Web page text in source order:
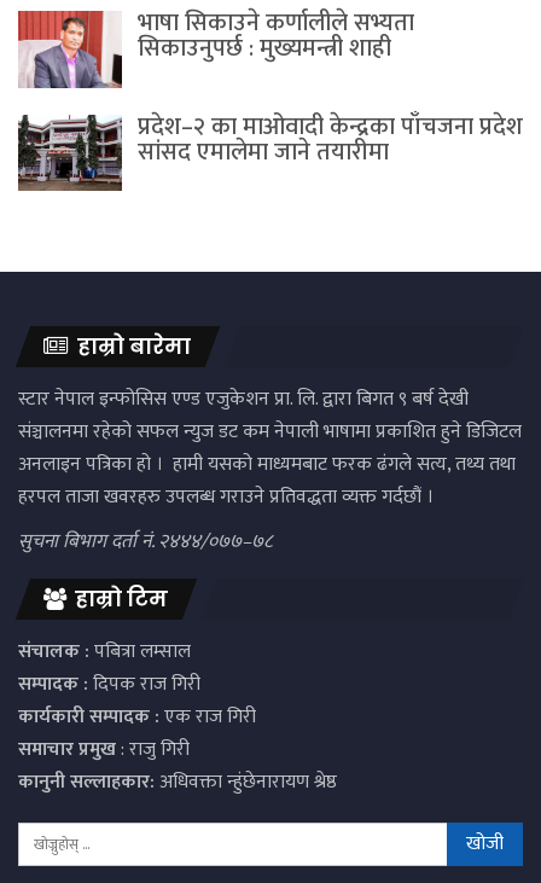
भाषा सिकाउने कर्णालीले सभ्यता
सिकाउनुपर्छ : मुख्यमन्त्री शाही
प्रदेश–२ का माओवादी केन्द्रका पाँचजना प्रदेश
सांसद एमालेमा जाने तयारीमा
हाम्रो बारेमा
स्टार नेपाल इन्फोसिस एण्ड एजुकेशन प्रा. लि. द्वारा बिगत ९ बर्ष देखी
संञ्चालनमा रहेको सफल न्युज डट कम नेपाली भाषामा प्रकाशित हुने डिजिटल
अनलाइन पत्रिका हो । हामी यसको माध्यमबाट फरक ढंगले सत्य, तथ्य तथा
हरपल ताजा खवरहरु उपलब्ध गराउने प्रतिवद्धता व्यक्त गर्दछौं ।
सुचना बिभाग दर्ता नं. २४४४/०७७–७८
हाम्रो टिम
संचालक :पबित्रा लम्साल
सम्पादक :दिपक राज गिरी
कार्यकारी सम्पादक :एक राज गिरी
समाचार प्रमुख: राजु गिरी
कानुनी सल्लाहकार:अधिवक्ता न्हुंछेनारायण श्रेष्ठ